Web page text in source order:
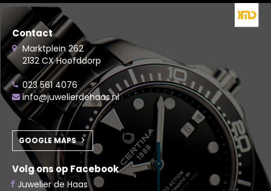
Contact
Marktplein 262
2132 CX Hoofddorp
023 561 4076
info@juwelierdehaas.nl
GOOGLE MAPS
Volg ons op Facebook
Juwelier de Haas